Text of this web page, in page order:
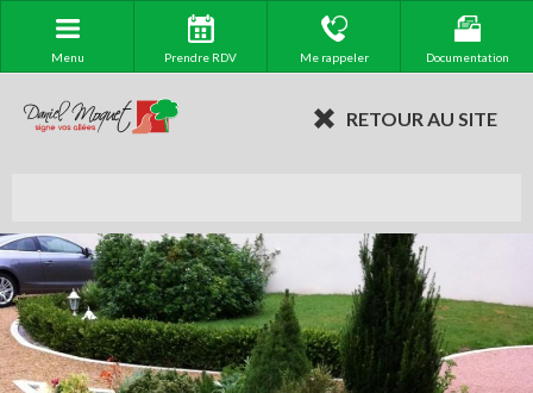
Menu Prendre RDV Me rappeler Documentation
RETOUR AU SITE